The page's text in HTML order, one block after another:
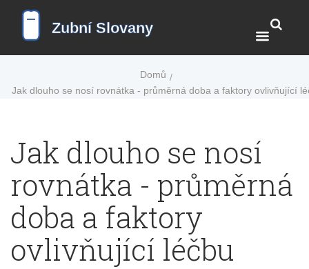
Domů
Jak dlouho se nosí rovnátka - průměrná doba a faktory ovlivňující
Jak dlouho se nosí
rovnátka - průměrná
doba a faktory
ovlivňující léčbu